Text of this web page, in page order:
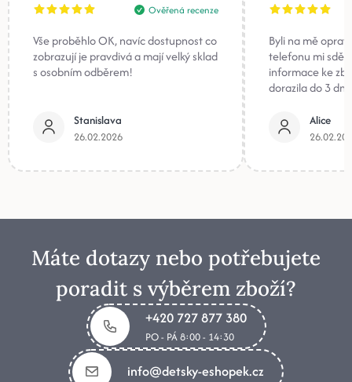
Ověřená recenze
Vše proběhlo OK, navíc dostupnost co
zobrazují je pravdivá a mají velký sklad
s osobním odběrem!
Stanislava
26.02.2026
Byli na mě
telefonu mi
informace ke
dorazila do 3
Alice
Máte dotazy nebo potřebujete
poradit s výběrem zboží?
+420 727 877 380
PO - PÁ 8:00 - 14:30
info@detsky-eshopek.cz